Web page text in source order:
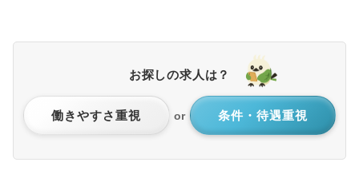
お探しの求人は？
働きやすさ重視 or 条件・待遇重視